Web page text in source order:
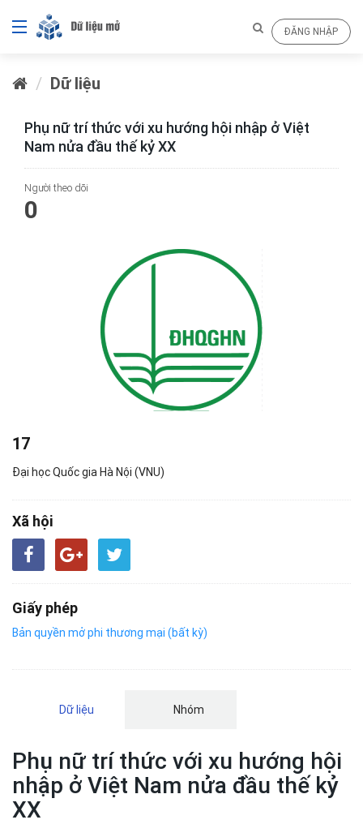
ĐĂNG NHẬP
Dữ liệu
Phụ nữ trí thức với xu hướng hội nhập ở Việt
Nam nửa đầu thế kỷ XX
Người theo dõi
0
17
Đại học Quốc gia Hà Nội (VNU)
Xã hội
Giấy phép
Bản quyền mở phi thương mại (bất kỳ)
Dữ liệu Nhóm
Phụ nữ trí thức với xu hướng hội
nhập ở Việt Nam nửa đầu thế kỷ
XX